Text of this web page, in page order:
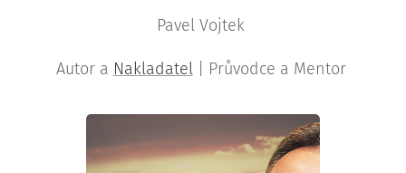
Pavel Vojtek
Autor a Nakladatel| Průvodce a Mentor